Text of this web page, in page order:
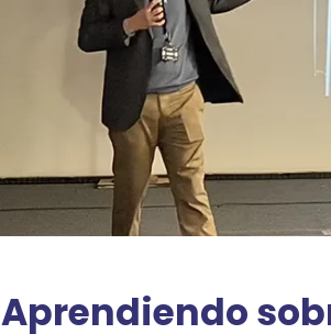
Aprendiendo